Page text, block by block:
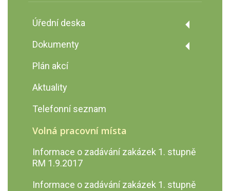
Úřední deska
Úřední deska
Podatelna školy
rozpočtového výhledu
Dokumenty
Dokumenty
Výzva č. 02_22_002 Šablony pro MŠ
a ZŠ I
Plán akcí
Aktuality
Telefonní seznam
Volná pracovní místa
Informace o zadávání zakázek 1. stupně
RM 1.9.2017
Informace o zadávání zakázek 1. stupně